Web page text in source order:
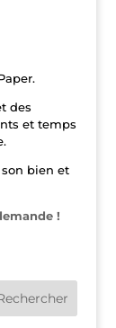
des
et temps
bien et
!